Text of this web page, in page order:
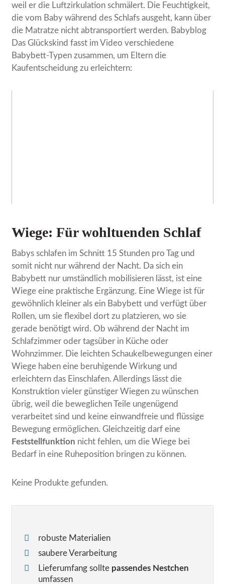
weil er die Luftzirkulation schmälert. Die Feuchtigkeit,
die vom Baby während des Schlafs ausgeht, kann über
die Matratze nicht abtransportiert werden. Babyblog
Das Glückskind fasst im Video verschiedene
Babybett-Typen zusammen, um Eltern die
Kaufentscheidung zu erleichtern:
Wiege: Für wohltuenden Schlaf
Babys schlafen im Schnitt 15 Stunden pro Tag und
somit nicht nur während der Nacht. Da sich ein
Babybett nur umständlich mobilisieren lässt, ist eine
Wiege eine praktische Ergänzung. Eine Wiege ist für
gewöhnlich kleiner als ein Babybett und verfügt über
Rollen, um sie flexibel dort zu platzieren, wo sie
gerade benötigt wird. Ob während der Nacht im
Schlafzimmer oder tagsüber in Küche oder
Wohnzimmer. Die leichten Schaukelbewegungen einer
Wiege haben eine beruhigende Wirkung und
erleichtern das Einschlafen. Allerdings lässt die
Konstruktion vieler günstiger Wiegen zu wünschen
übrig, weil die beweglichen Teile ungenügend
verarbeitet sind und keine einwandfreie und flüssige
Bewegung ermöglichen. Gleichzeitig darf eine
Feststellfunktion nicht fehlen, um die Wiege bei
Bedarf in eine Ruheposition bringen zu können.
Keine Produkte gefunden.
robuste Materialien
saubere Verarbeitung
Lieferumfang sollte passendes Nestchen
umfassen